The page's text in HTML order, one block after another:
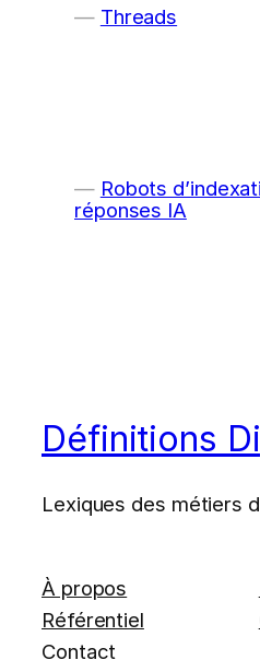
Threads
Robots
réponses IA
Définitions
Lexiques des métiers
À propos
Référentiel
Contact